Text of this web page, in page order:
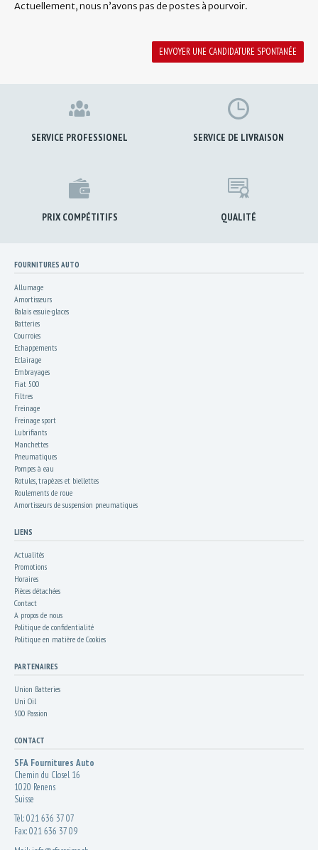
Actuellement, nous n’avons pas de postes à pourvoir.
ENVOYER UNE CANDIDATURE SPONTANÉE
SERVICE PROFESSIONEL SERVICE DE LIVRAISON
PRIX COMPÉTITIFS QUALITÉ
FOURNITURES AUTO
Allumage
Amortisseurs
Balais essuie-glaces
Batteries
Courroies
Echappements
Eclairage
Embrayages
Fiat 500
Filtres
Freinage
Freinage sport
Lubrifiants
Manchettes
Pneumatiques
Pompes à eau
Rotules, trapèzes et biellettes
Roulements de roue
Amortisseurs de suspension pneumatiques
LIENS
Actualités
Promotions
Horaires
Pièces détachées
Contact
A propos de nous
Politique de confidentialité
Politique en matière de Cookies
PARTENAIRES
Union Batteries
Uni Oil
500 Passion
CONTACT
SFA Fournitures Auto
Chemin du Closel 16
1020 Renens
Suisse
Tél:021 636 37 07
Fax:021 636 37 09